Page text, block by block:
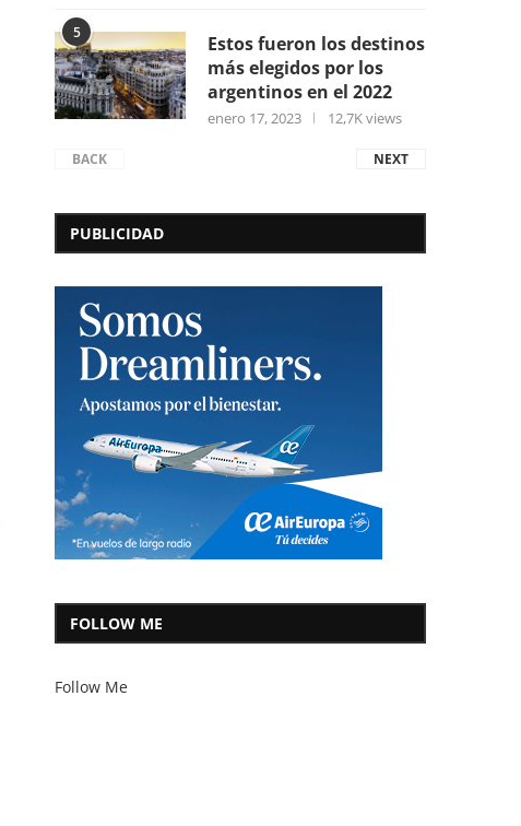
5
Estos fueron los destinos
más elegidos por los
argentinos en el 2022
enero 17, 2023 12,7K views
BACK NEXT
PUBLICIDAD
FOLLOW ME
Follow Me